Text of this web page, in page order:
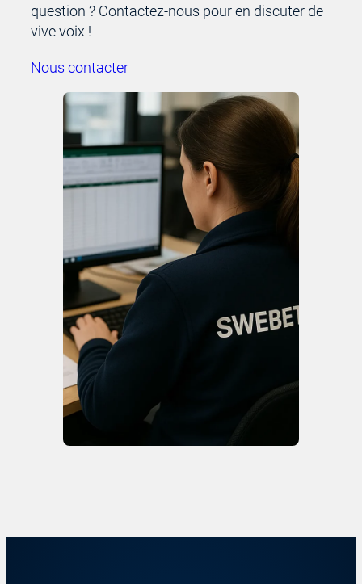
question ? Contactez-nous pour en discuter de
vive voix !
Nous contacter